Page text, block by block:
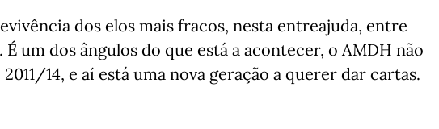
dos elos mais fracos, nesta entreajuda, entre
um dos ângulos do que está a acontecer, o AMDH não
14, e aí está uma nova geração a querer dar cartas.